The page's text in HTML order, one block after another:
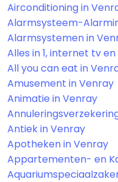
Airconditioning in
Alarmsysteem-
Alarmsystemen in
Alles in 1, internet tv
All you can eat in
Amusement in Venray
Animatie in Venray
Antiek in Venray
Apotheken in Venray
Appartementen- en